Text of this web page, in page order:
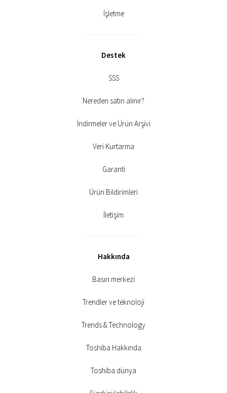
İşletme
Destek
SSS
Nereden satın alınır?
İndirmeler ve Ürün Arşivi
Veri Kurtarma
Garanti
Ürün Bildirimleri
İletişim
Hakkında
Basın merkezi
Trendler ve teknoloji
Trends & Technology
Toshiba Hakkında
Toshiba dünya